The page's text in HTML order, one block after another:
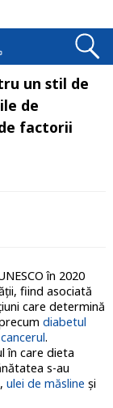
un stil de
de
factorii
în 2020
fiind asociată
care determină
diabetul
cancerul.
în care dieta
s-au
, ulei de măsline şi